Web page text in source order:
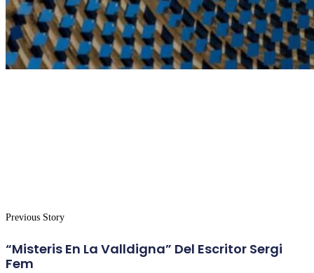
Previous Story
“Misteris En La Valldigna” Del Escritor Sergi
Fem